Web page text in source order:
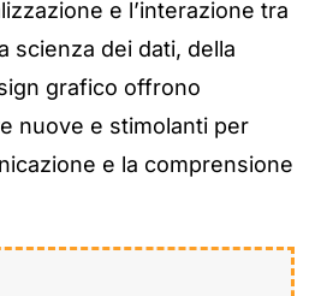
e l’interazione tra
scienza dei dati, della
grafico offrono
nuove e stimolanti per
e la comprensione